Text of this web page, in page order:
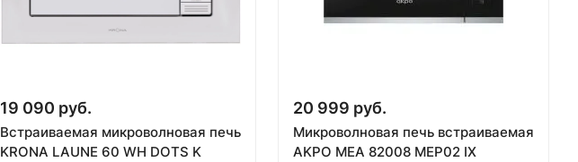
19 090 руб.
Встраиваемая микроволновая печь
KRONA LAUNE 60 WH DOTS K
20 999 руб.
Микроволновая печь встраиваемая
AKPO MEA 82008 MEP02 IX